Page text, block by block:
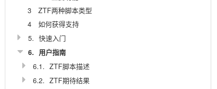
3
ZTF两种脚本类型
4
如何获得支持
5. 快速入门
6. 用户指南
6.1. ZTF脚本描述
6.2. ZTF期待结果